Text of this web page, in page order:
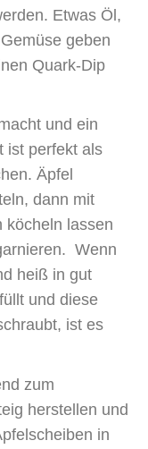
Etwas Öl,
geben
Quark-Dip
und ein
ist perfekt als
Äpfel
dann mit
köcheln lassen
Wenn
heiß in gut
und diese
ist es
zum
herstellen und
in